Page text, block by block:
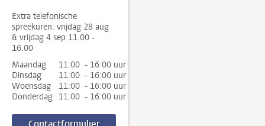
Extra telefonische
spreekuren: vrijdag 28 aug
& vrijdag 4 sep 11.00 -
16.00
Maandag
11:00 - 16:00 uur
Dinsdag
11:00 - 16:00 uur
Woensdag
11:00 - 16:00 uur
Donderdag 11:00 - 16:00 uur